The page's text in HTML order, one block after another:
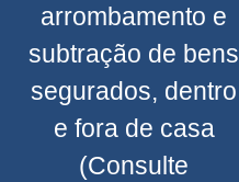
arrombamento e
subtração de bens
segurados, dentro
e fora de casa
(Consulte